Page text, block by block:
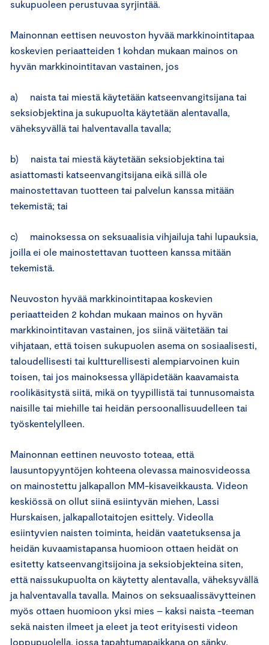
sukupuoleen perustuvaa syrjintää.
Mainonnan eettisen neuvoston hyvää markkinointitapaa
koskevien periaatteiden 1 kohdan mukaan mainos on
hyvän markkinointitavan vastainen, jos
a) naista tai miestä käytetään katseenvangitsijana tai
seksiobjektina ja sukupuolta käytetään alentavalla,
väheksyvällä tai halventavalla tavalla;
b) naista tai miestä käytetään seksiobjektina tai
asiattomasti katseenvangitsijana eikä sillä ole
mainostettavan tuotteen tai palvelun kanssa mitään
tekemistä; tai
c) mainoksessa on seksuaalisia vihjailuja tahi lupauksia,
joilla ei ole mainostettavan tuotteen kanssa mitään
tekemistä.
Neuvoston hyvää markkinointitapaa koskevien
periaatteiden 2 kohdan mukaan mainos on hyvän
markkinointitavan vastainen, jos siinä väitetään tai
vihjataan, että toisen sukupuolen asema on sosiaalisesti,
taloudellisesti tai kultturellisesti alempiarvoinen kuin
toisen, tai jos mainoksessa ylläpidetään kaavamaista
roolikäsitystä siitä, mikä on tyypillistä tai tunnusomaista
naisille tai miehille tai heidän persoonallisuudelleen tai
työskentelylleen.
Mainonnan eettinen neuvosto toteaa, että
lausuntopyyntöjen kohteena olevassa mainosvideossa
on mainostettu jalkapallon MM-kisaveikkausta. Videon
keskiössä on ollut siinä esiintyvän miehen, Lassi
Hurskaisen, jalkapallotaitojen esittely. Videolla
esiintyvien naisten toiminta, heidän vaatetuksensa ja
heidän kuvaamistapansa huomioon ottaen heidät on
esitetty katseenvangitsijoina ja seksiobjekteina siten,
että naissukupuolta on käytetty alentavalla, väheksyvällä
ja halventavalla tavalla. Mainos on seksuaalissävytteinen
myös ottaen huomioon yksi mies – kaksi naista -teeman
sekä naisten ilmeet ja eleet ja teot erityisesti videon
loppupuolella, jossa tapahtumapaikkana on sänky.